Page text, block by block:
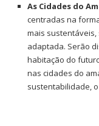
As Cidades do
centradas na
mais sustentáveis,
adaptada. Serão
habitação do
nas cidades do
sustentabilidade,